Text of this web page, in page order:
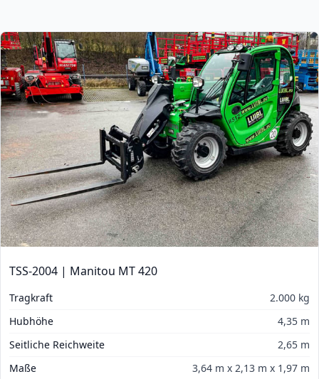
TSS-2004 | Manitou MT 420
Tragkraft
2.000 kg
Hubhöhe
4,35 m
Seitliche Reichweite
2,65 m
Maße
3,64 m x 2,13 m x 1,97 m